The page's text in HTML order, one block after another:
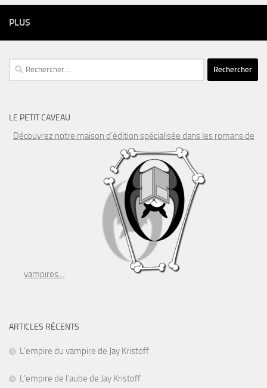
PLUS
Rechercher :
LE PETIT CAVEAU
Découvrez notre maison d’édition spécialisée dans les romans de
vampires…
ARTICLES RÉCENTS
L’empire du vampire de Jay Kristoff
L’empire de l’aube de Jay Kristoff